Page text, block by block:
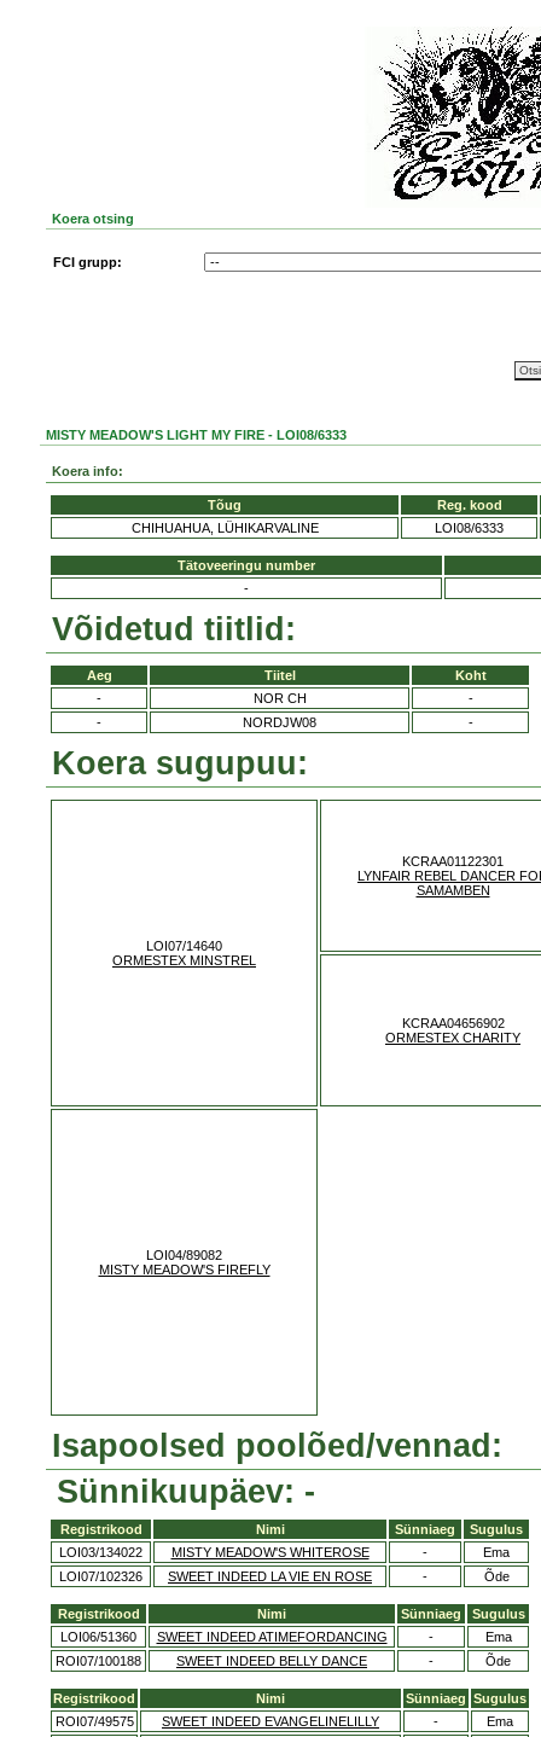
Koera otsing
FCI grupp:
MISTY MEADOW'S LIGHT MY FIRE - LOI08/6333
Koera info:
Tõug
Reg. kood
CHIHUAHUA, LÜHIKARVALINE
LOI08/6333
Tätoveeringu number
-
Võidetud tiitlid:
Aeg Tiitel
Koht
-
NOR CH
-
-
NORDJW08 -
Koera sugupuu:
LOI07/14640
ORMESTEX MINSTREL
KCRAA01122301
LYNFAIR REBEL DANCER
SAMAMBEN
KCRAA04656902
ORMESTEX CHARITY
LOI04/89082
MISTY MEADOW'S FIREFLY
Isapoolsed poolõed/vennad:
Sünnikuupäev: -
Registrikood Nimi Sünniaeg
Sugulus
LOI03/134022
MISTY MEADOW'S WHITEROSE -
Ema
LOI07/102326
SWEET INDEED LA VIE EN ROSE - Õde
Registrikood Nimi Sünniaeg
Sugulus
LOI06/51360
SWEET INDEED ATIMEFORDANCING -
Ema
ROI07/100188
SWEET INDEED BELLY DANCE - Õde
Registrikood Nimi Sünniaeg Sugulus
ROI07/49575
SWEET INDEED EVANGELINELILLY - Ema